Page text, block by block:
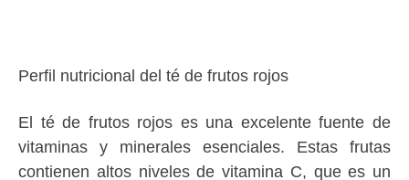
Perfil nutricional del té de frutos rojos
El té de frutos rojos es una excelente fuente de
vitaminas y minerales esenciales. Estas frutas
contienen altos niveles de vitamina C, que es un